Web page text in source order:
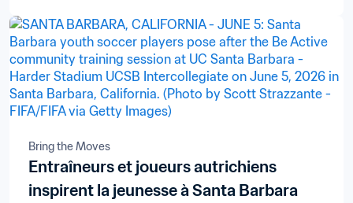
Bring the Moves
Entraîneurs et joueurs autrichiens
inspirent la jeunesse à Santa Barbara